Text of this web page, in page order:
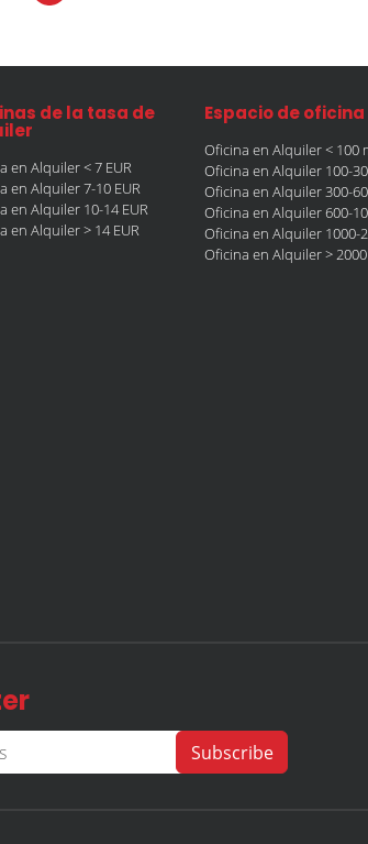
de la tasa de
en Alquiler < 7 EUR
en Alquiler 7-10 EUR
en Alquiler 10-14 EUR
en Alquiler > 14 EUR
Espacio de oficina
Oficina en Alquiler < 100
Oficina en Alquiler 100-
Oficina en Alquiler 300-
Oficina en Alquiler 600-
Oficina en Alquiler 1000-
Oficina en Alquiler >